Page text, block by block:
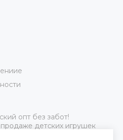
опт без забот!
детских игрушек